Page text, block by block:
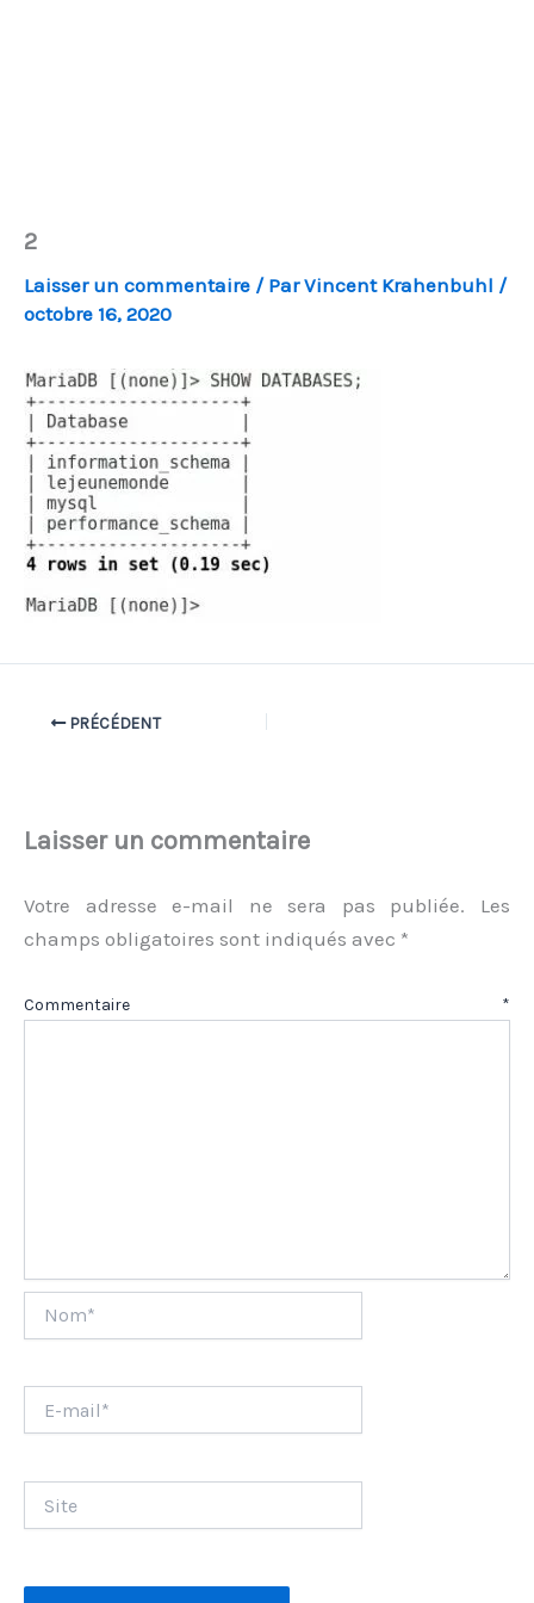
2
Laisser un commentaire / ParVincent Krahenbuhl /
octobre 16, 2020
PRÉCÉDENT
Laisser un commentaire
Votre adresse e-mail ne sera pas publiée.
Les
champs obligatoires sont indiqués avec *
Commentaire *
mail*